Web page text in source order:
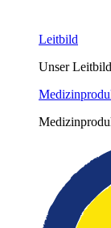
Leitbild
Unser